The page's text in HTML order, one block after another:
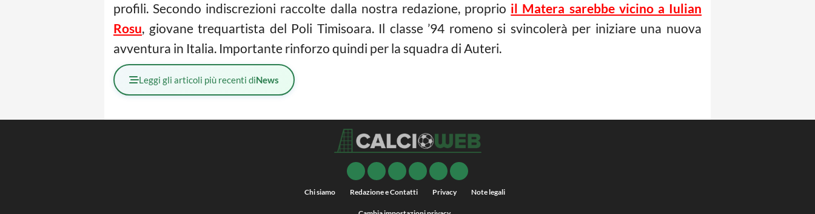
profili. Secondo indiscrezioni raccolte dalla nostra redazione, proprio il Matera sarebbe vicino a Iulian
Rosu, giovane trequartista del Poli Timisoara. Il classe ’94 romeno si svincolerà per iniziare una nuova
avventura in Italia. Importante rinforzo quindi per la squadra di Auteri.
Leggi gli articoli più recenti diNews
Chi siamo Redazione e Contatti Privacy Note legali